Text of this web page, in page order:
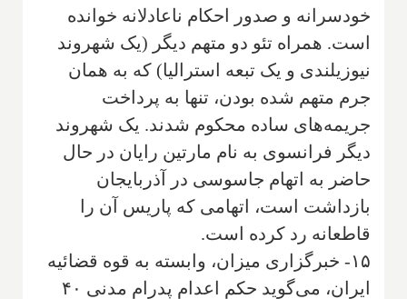
خودسرانه و صدور احکام ناعادلانه خوانده
است. همراه تئو دو متهم دیگر (یک شهروند
نیوزیلندی و یک تبعه استرالیا) که به همان
جرم متهم شده بودن، تنها به پرداخت
جریمه‌های ساده محکوم شدند. یک شهروند
دیگر فرانسوی به نام مارتین رایان در حال
حاضر به اتهام جاسوسی در آذربایجان
بازداشت است، اتهامی که پاریس آن را
قاطعانه رد کرده است.
۱۵- خبرگزاری میزان، وابسته به قوه قضائیه
ایران، می‌گوید حکم اعدام پدرام مدنی ۴۰